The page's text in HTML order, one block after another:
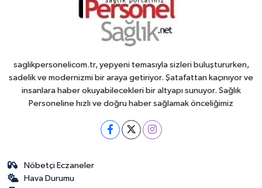
saglikpersonelicom.tr, yepyeni temasıyla sizleri buluştururken,
sadelik ve modernizmi bir araya getiriyor. Şatafattan kaçınıyor ve
insanlara haber okuyabilecekleri bir altyapı sunuyor. Sağlık
Personeline hızlı ve doğru haber sağlamak önceliğimiz
Nöbetçi Eczaneler
Hava Durumu